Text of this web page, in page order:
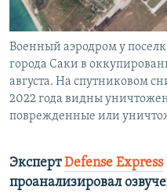
УКРАИНСКАЯ ПРОБЛЕМА
Все сайты RFE/RL
Военный аэродром у
города Саки в
августа. На спутниковом
2022 года видны
поврежденные или
ЭкспертDefense Express
проанализировал